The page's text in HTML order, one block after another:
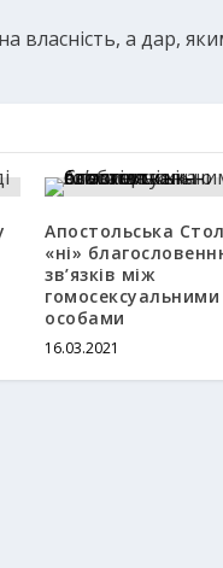
власність, а дар,
Апостольська
«ні»
зв’язків між
гомосексуальними
особами
16.03.2021